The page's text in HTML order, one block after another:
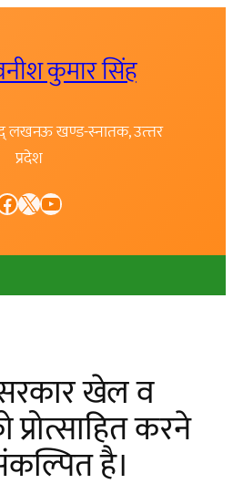
कुमार सिंह
लखनऊ खण्ड-स्नातक, उत्त्तर
प्रदेश
X YouTube
खेल व
प्रोत्साहित करने
है।